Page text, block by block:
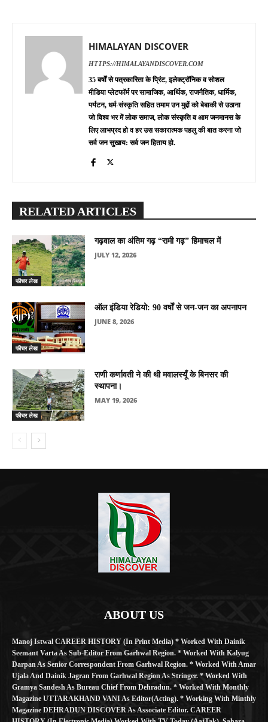
HIMALAYAN DISCOVER
HTTPS://HIMALAYANDISCOVER.COM
35 बर्षों से पत्रकारिता के प्रिंट, इलेक्ट्रॉनिक व सोशल
मीडिया प्लेटफॉर्म पर सामाजिक, आर्थिक, राजनैतिक, धार्मिक,
पर्यटन, धर्म-संस्कृति सहित तमाम उन मुद्दों को बेबाकी से उठाना
जो विश्व भर में लोक समाज, लोक संस्कृति व आम जनमानस के
लिए लाभप्रद हो व हर उस सकारात्मक पहलु की बात करना जो
सर्व जन सुखाय: सर्व जन हिताय हो.
RELATED ARTICLES
फीचर लेख
गढ़वाल का अंतिम गढ़ “रामी गढ़” हिमाचल में
JULY 12, 2026
फीचर लेख
ऑल इंडिया रेडियो: 90 वर्षों से जन-जन का अपनापन
JUNE 8, 2026
फीचर लेख
राणी कर्णावती ने की थी मवालस्यूँ के बिनसर की
स्थापना।
MAY 19, 2026
ABOUT US
Manoj Istwal CAREER HISTORY (in Print Media) * Worked With Dainik
Seemant Varta As Sub-Editor From Garhwal Region. * Worked With Kalyug
Darpan As Senior Correspondent From Garhwal Region. * Worked With Amar
Ujala And Dainik Jagran From Garhwal Region As Stringer. * Worked With
Gramya Sandesh As Bureau Chief From Dehradun. * Worked With Monthly
Magazine UTTARAKHAND VANI As Editor(Acting). * Working With Minthly
Magazine DEHRADUN DISCOVER As Associate Editor. CAREER